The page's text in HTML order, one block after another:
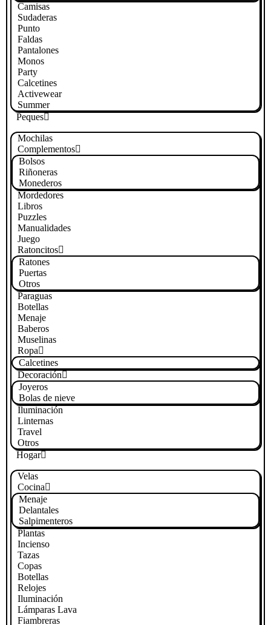
Camisas
Sudaderas
Punto
Faldas
Pantalones
Monos
Party
Calcetines
Activewear
Summer
Peques
Mochilas
Complementos
Bolsos
Riñoneras
Monederos
Mordedores
Libros
Puzzles
Manualidades
Juego
Ratoncitos
Ratones
Puertas
Otros
Paraguas
Botellas
Menaje
Baberos
Muselinas
Ropa
Calcetines
Decoración
Joyeros
Bolas de nieve
Iluminación
Linternas
Travel
Otros
Hogar
Velas
Cocina
Menaje
Delantales
Salpimenteros
Plantas
Incienso
Tazas
Copas
Botellas
Relojes
Iluminación
Lámparas Lava
Fiambreras